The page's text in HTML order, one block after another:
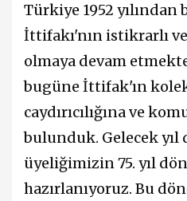
Türkiye 1952 yılından
İttifakı'nın istikrarlı
olmaya devam
bugüne İttifak'ın
caydırıcılığına ve
bulunduk. Gelecek yıl
üyeliğimizin 75. yıl
hazırlanıyoruz. Bu